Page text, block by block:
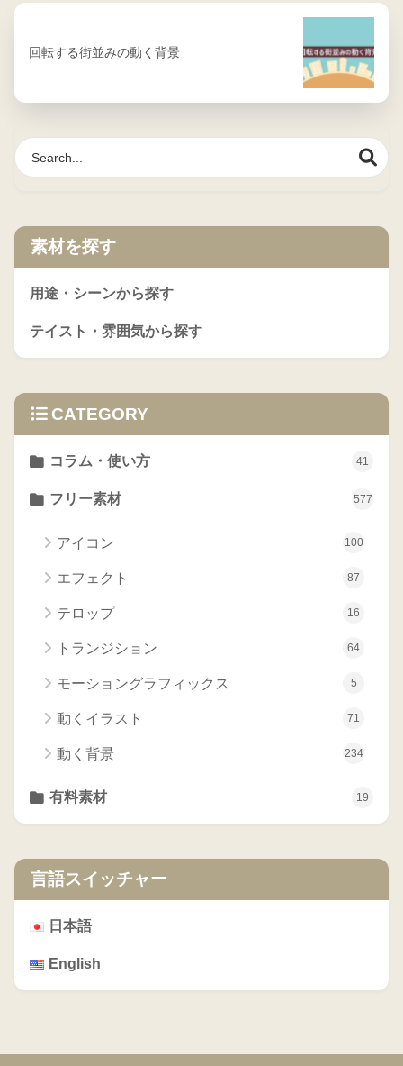
回転する街並みの動く背景
素材を探す
用途・シーンから探す
テイスト・雰囲気から探す
CATEGORY
コラム・使い方 41
フリー素材 577
アイコン 100
エフェクト 87
テロップ 16
トランジション 64
モーショングラフィックス 5
動くイラスト 71
動く背景 234
有料素材 19
言語スイッチャー
日本語
English